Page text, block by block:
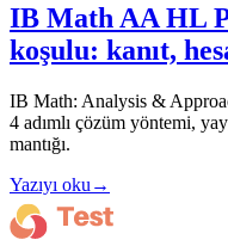
IB Math AA HL
koşulu: kanıt,
IB Math: Analysis &
4 adımlı çözüm yöntemi,
mantığı.
Yazıyı oku →